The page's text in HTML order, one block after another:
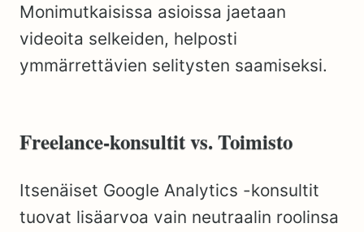
Monimutkaisissa asioissa jaetaan
videoita selkeiden, helposti
ymmärrettävien selitysten saamiseksi.
Freelance-konsultit vs. Toimisto
Itsenäiset Google Analytics -konsultit
tuovat lisäarvoa vain neutraalin roolinsa